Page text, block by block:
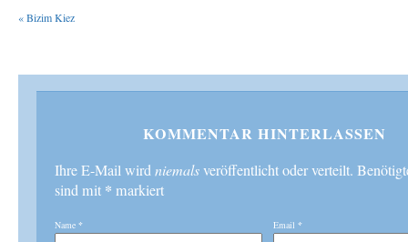
«Bizim Kiez
KOMMENTAR HINTERLASSEN
Ihre E-Mail wirdniemalsveröffentlicht oder verteilt.
sind mit * markiert
Name * Email *